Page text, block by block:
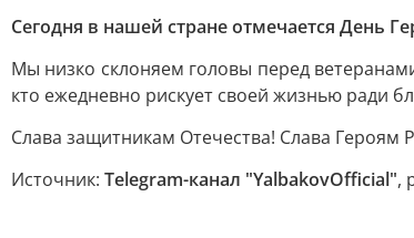
Сегодня в нашей стране отмечается День
Мы низко склоняем головы перед
кто ежедневно рискует своей жизнью ради
Слава защитникам Отечества! Слава Героям
Источник: Telegram-канал "YalbakovOfficial",